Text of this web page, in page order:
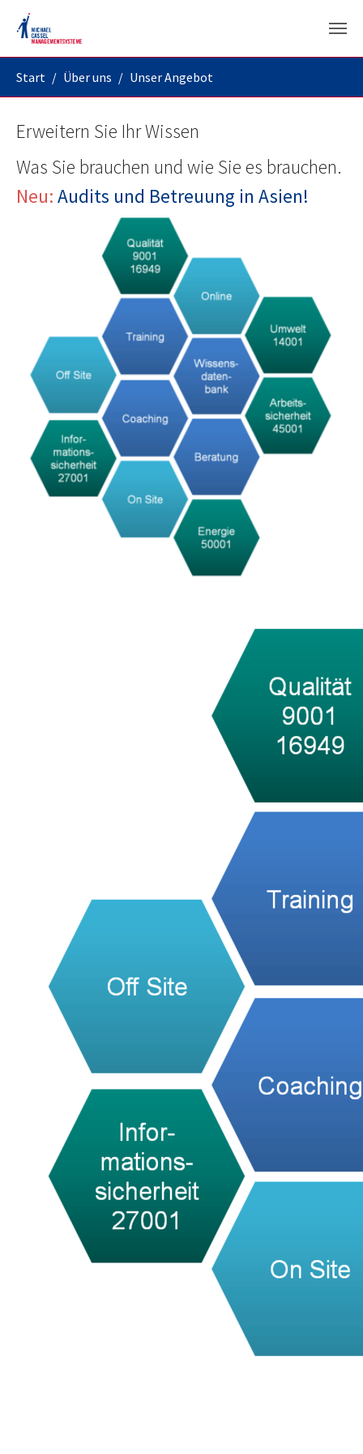
Skip to main content
Start Über uns Unser Angebot
Erweitern Sie Ihr Wissen
Was Sie brauchen und wie Sie es brauchen.
Neu: Audits und Betreuung in Asien!